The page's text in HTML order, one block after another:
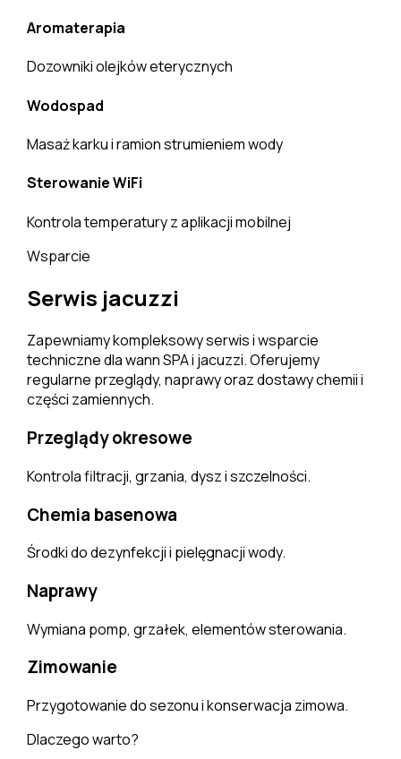
Aromaterapia
Dozowniki olejków eterycznych
Wodospad
Masaż karku i ramion strumieniem wody
Sterowanie WiFi
Kontrola temperatury z aplikacji mobilnej
Wsparcie
Serwis jacuzzi
Zapewniamy kompleksowy serwis i wsparcie
techniczne dla wann SPA i jacuzzi. Oferujemy
regularne przeglądy, naprawy oraz dostawy chemii i
części zamiennych.
Przeglądy okresowe
Kontrola filtracji, grzania, dysz i szczelności.
Chemia basenowa
Środki do dezynfekcji i pielęgnacji wody.
Naprawy
Wymiana pomp, grzałek, elementów sterowania.
Zimowanie
Przygotowanie do sezonu i konserwacja zimowa.
Dlaczego warto?